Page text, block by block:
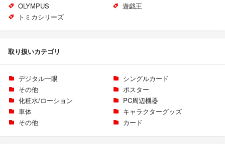
OLYMPUS
遊戯王
トミカシリーズ
取り扱いカテゴリ
デジタル一眼
シングルカード
その他
ポスター
化粧水/ローション
PC周辺機器
車体
キャラクターグッズ
その他
カード